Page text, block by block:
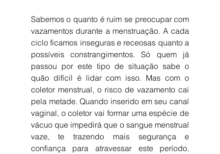
Sabemos o quanto é ruim se preocupar com
vazamentos durante a menstruação. A cada
ciclo ficamos inseguras e receosas quanto a
possíveis constrangimentos. Só quem já
passou por este tipo de situação sabe o
quão difícil é lidar com isso. Mas com o
coletor menstrual, o risco de vazamento cai
pela metade. Quando inserido em seu canal
vaginal, o coletor vai formar uma espécie de
vácuo que impedirá que o sangue menstrual
vaze, te trazendo mais segurança e
confiança para atravessar este período.